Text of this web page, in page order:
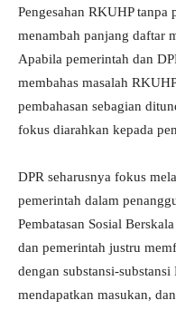
Pengesahan RKUHP tanpa
menambah panjang daftar
Apabila pemerintah dan
membahas masalah
pembahasan sebagian
fokus diarahkan kepada
DPR seharusnya fokus
pemerintah dalam
Pembatasan Sosial
dan pemerintah justru
dengan substansi-
mendapatkan masukan,